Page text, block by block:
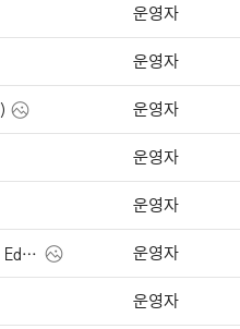
운영자
운영자
운영자
운영자
운영자
맥라렌 Artura Spider MCL39 Championship Edition (2026) 운영자
운영자